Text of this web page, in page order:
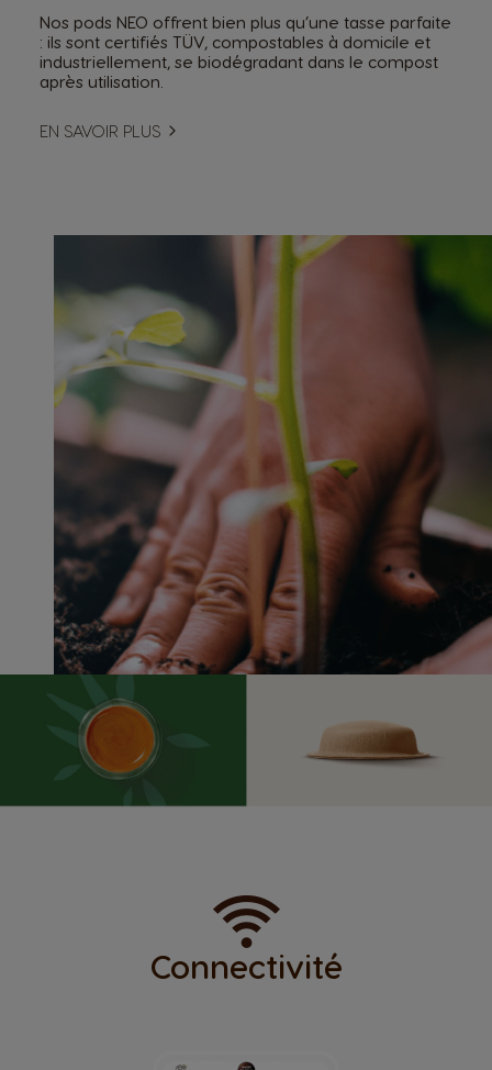
Nos pods NEO offrent bien plus qu’une tasse parfaite
: ils sont certifiés TÜV, compostables à domicile et
industriellement, se biodégradant dans le compost
après utilisation.
EN SAVOIR PLUS
Connectivité